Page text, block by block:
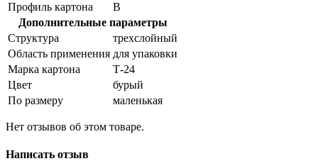
Профиль картона
В
Дополнительные параметры
Структура
трехслойный
Область применения для упаковки
Марка картона
Т-24
Цвет
бурый
По размеру
маленькая
Нет отзывов об этом товаре.
Написать отзыв